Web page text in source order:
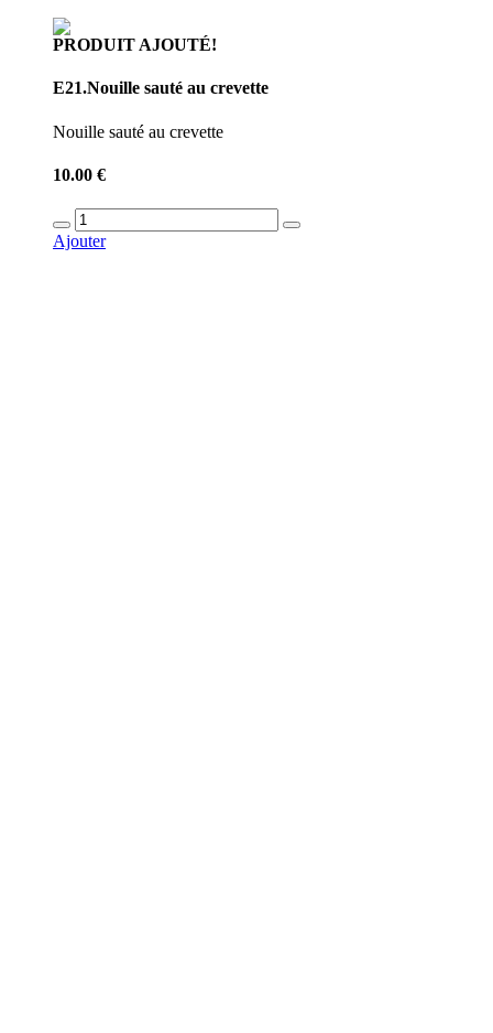
PRODUIT AJOUTÉ!
E21.Nouille sauté au crevette
Nouille sauté au crevette
10.00 €
Ajouter